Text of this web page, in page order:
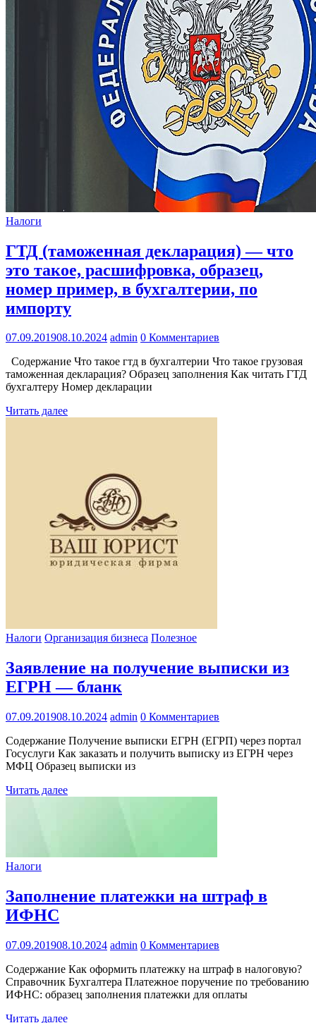
Налоги
ГТД (таможенная декларация) — что
это такое, расшифровка, образец,
номер пример, в бухгалтерии, по
импорту
07.09.201908.10.2024 admin 0 Комментариев
Содержание Что такое гтд в бухгалтерии Что такое грузовая
таможенная декларация? Образец заполнения Как читать ГТД
бухгалтеру Номер декларации
Читать далее
Налоги Организация бизнеса Полезное
Заявление на получение выписки из
ЕГРН — бланк
07.09.201908.10.2024 admin 0 Комментариев
Содержание Получение выписки ЕГРН (ЕГРП) через портал
Госуслуги Как заказать и получить выписку из ЕГРН через
МФЦ Образец выписки из
Читать далее
Налоги
Заполнение платежки на штраф в
ИФНС
07.09.201908.10.2024 admin 0 Комментариев
Содержание Как оформить платежку на штраф в налоговую?
Справочник Бухгалтера Платежное поручение по требованию
ИФНС: образец заполнения платежки для оплаты
Читать далее